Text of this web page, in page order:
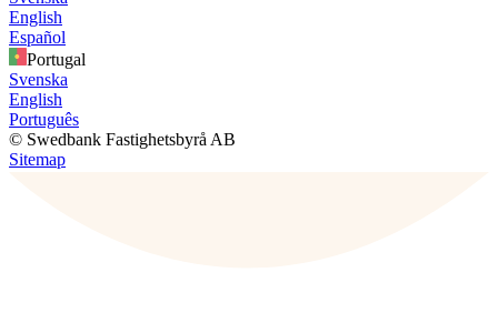
English
Español
Portugal
Svenska
English
Português
© Swedbank Fastighetsbyrå AB
Sitemap